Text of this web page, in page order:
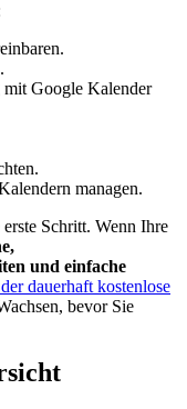
Google Kalender
managen.
Schritt. Wenn Ihre
und einfache
dauerhaft kostenlose
bevor Sie